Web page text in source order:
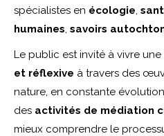
spécialistes en écologie,
humaines, savoirs
Le public est invité à vivre une
et réflexive à travers des
nature, en constante
des activités de médiation
mieux comprendre le